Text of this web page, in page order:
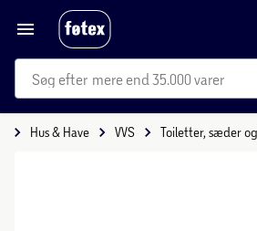
mere end 35.000 varer
Hus & Have VVS Toiletter, sæder